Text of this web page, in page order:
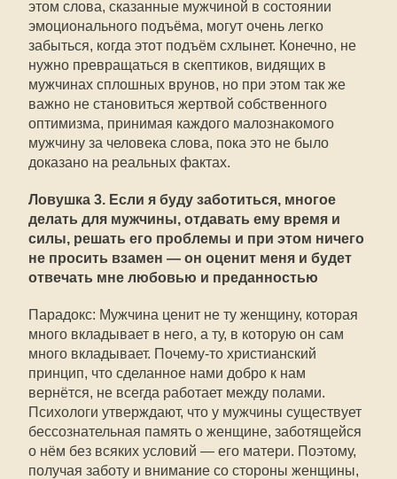
этом слова, сказанные мужчиной в состоянии
эмоционального подъёма, могут очень легко
забыться, когда этот подъём схлынет. Конечно, не
нужно превращаться в скептиков, видящих в
мужчинах сплошных врунов, но при этом так же
важно не становиться жертвой собственного
оптимизма, принимая каждого малознакомого
мужчину за человека слова, пока это не было
доказано на реальных фактах.
Ловушка 3. Если я буду заботиться, многое
делать для мужчины, отдавать ему время и
силы, решать его проблемы и при этом ничего
не просить взамен — он оценит меня и будет
отвечать мне любовью и преданностью
Парадокс: Мужчина ценит не ту женщину, которая
много вкладывает в него, а ту, в которую он сам
много вкладывает. Почему-то христианский
принцип, что сделанное нами добро к нам
вернётся, не всегда работает между полами.
Психологи утверждают, что у мужчины существует
бессознательная память о женщине, заботящейся
о нём без всяких условий — его матери. Поэтому,
получая заботу и внимание со стороны женщины,